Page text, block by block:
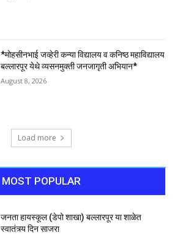
*मोहसीनभाई जव्हेरी कन्या विद्यालय व कनिष्ठ महाविद्यालय
बल्लारपूर येथे व्यसनमुक्ती जनजागृती अभियान*
August 8, 2026
Load more
MOST POPULAR
जनता हायस्कूल (डेपो शाखा) बल्लारपूर या शाळेत
स्वातंत्र्य दिन साजरा